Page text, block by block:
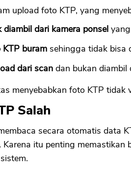
upload foto KTP, yang
diambil dari kamera ponsel
buram sehingga tidak bisa
dari scan dan bukan diambil
menyebabkan foto KTP tidak
Salah
secara otomatis data
Karena itu penting